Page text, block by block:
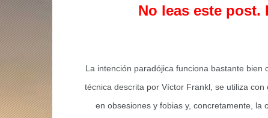
No leas este post.
La intención paradójica funciona bastante
técnica descrita por Víctor Frankl, se utiliza con
en obsesiones y fobias y, concretamente, la